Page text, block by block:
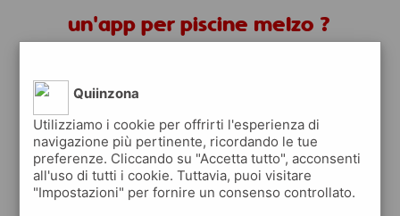
un'app per piscine melzo ?
quiinzona è una app
gratuita
che ti aiuta se cerchi 'un'app per piscine
melzo ?' e che ti premia ogni volta che la
usi
Quiinzona
Utilizziamo i cookie per offrirti l'esperienza di
navigazione più pertinente, ricordando le tue
preferenze. Cliccando su "Accetta tutto", acconsenti
all'uso di tutti i cookie. Tuttavia, puoi visitare
"Impostazioni" per fornire un consenso controllato.